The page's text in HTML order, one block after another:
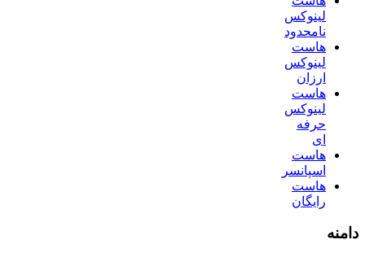
لینوکس
نامحدود
هاست
لینوکس
ارزان
هاست
لینوکس
حرفه
ای
هاست
اسپانسر
هاست
رایگان
دامنه